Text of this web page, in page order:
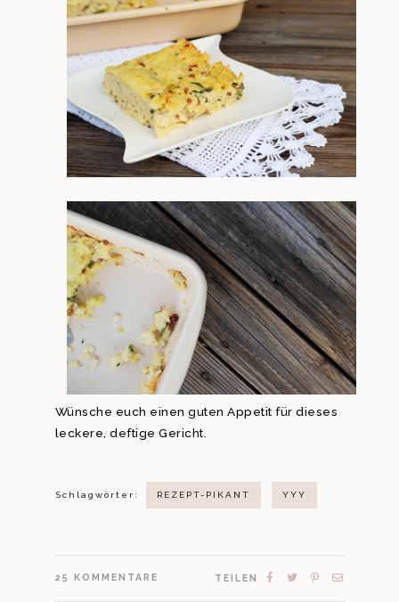
Wünsche euch einen guten Appetit für dieses
leckere, deftige Gericht.
Schlagwörter: REZEPT-PIKANT YYY
25 KOMMENTARE TEILEN